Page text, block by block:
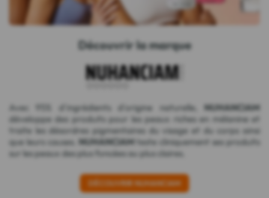
Découvrir la marque
Avec 95% d'ingrédients d'origine naturelle, NUHANCIAM
développe des produits pour les peaux riches en mélanine et
traite les désordres pigmentaires du visage et du corps ainsi
que leurs causes. NUHANCIAMteste cliniquement ses produits
sur les peaux des plus foncées au plus claires.
DÉCOUVRIR NUHANCIAM